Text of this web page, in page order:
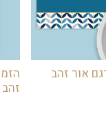
אור זהב
זהב